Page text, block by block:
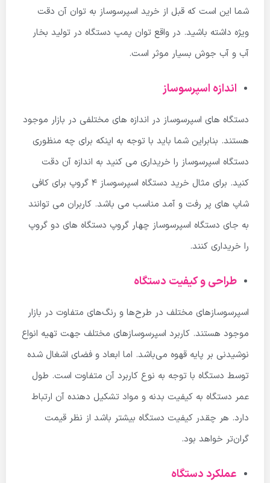
شما این است که قبل از خرید اسپرسوساز به توان آن دقت
ویژه داشته باشید. در واقع توان پمپ دستگاه در تولید بخار
آب و آب جوش بسیار موثر است.
اندازه اسپرسوساز
دستگاه های اسپرسوساز در اندازه های مختلفی در بازار موجود
هستند. بنابراین شما باید با توجه به اینکه برای چه منظوری
دستگاه اسپرسوساز را خریداری می کنید به اندازه آن دقت
کنید. برای مثال خرید دستگاه اسپرسوساز 4 گروپ برای کافی
شاپ های پر رفت و آمد مناسب می باشد. کاربران می توانند
به جای دستگاه اسپرسوساز چهار گروپ دستگاه های دو گروپ
را خریداری کنند.
طراحی و کیفیت دستگاه
اسپرسوسازهای مختلف در طرح‌ها و رنگ‌های متفاوت در بازار
موجود هستند. کاربرد اسپرسوسازهای مختلف جهت تهیه انواع
نوشیدنی بر پایه قهوه می‌باشد. اما ابعاد و فضای اشغال شده
توسط دستگاه با توجه به نوع کاربرد آن متفاوت است. طول
عمر دستگاه به کیفیت بدنه و مواد تشکیل دهنده آن ارتباط
دارد. هر چقدر کیفیت دستگاه بیشتر باشد از نظر قیمت
گران‌تر خواهد بود.
عملکرد دستگاه